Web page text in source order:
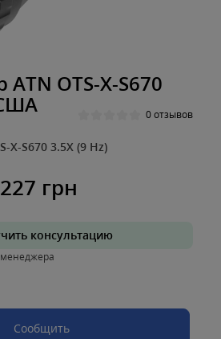
OTS-X-S670
0 отзывов
X-S670 3.5X (9 Hz)
грн
консультацию
Сообщить